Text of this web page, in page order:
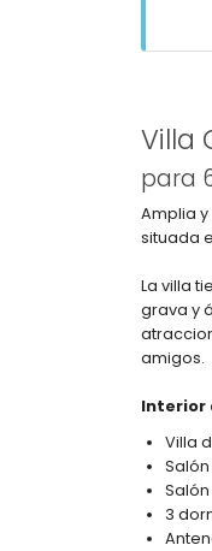
Villa
para
Amplia
situada
La villa
grava y
amigos.
Interior
Villa
3